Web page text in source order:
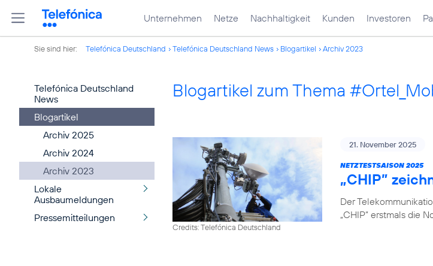
Unternehmen Netze Nachhaltigkeit Kunden Investoren
Sie sind hier: Telefónica Deutschland Telefónica Deutschland News Blogartikel Archiv 2023
Telefónica Deutschland
News
Blogartikel
Archiv 2025
Archiv 2024
Archiv 2023
Lokale
Ausbaumeldungen
Pressemitteilungen
Blogartikel zum Thema
Credits: Telefónica Deutschland
21. November 2025
NETZTESTSAISON 2025
„CHIP”
Der
„CHIP” erstmals die